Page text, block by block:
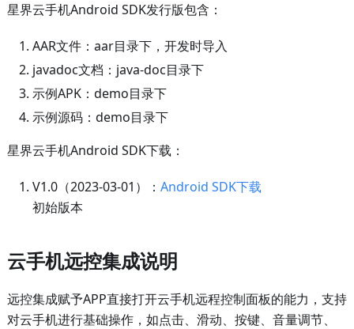
星界云手机Android SDK发行版包含：
AAR文件：aar目录下，开发时导入
javadoc文档：java-doc目录下
示例APK：demo目录下
示例源码：demo目录下
星界云手机Android SDK下载：
V1.0（2023-03-01）： Android SDK下载
初始版本
云手机远控集成说明
远控集成赋予APP直接打开云手机远程控制面板的能力，支持
对云手机进行基础操作，如点击、滑动、按键、音量调节、